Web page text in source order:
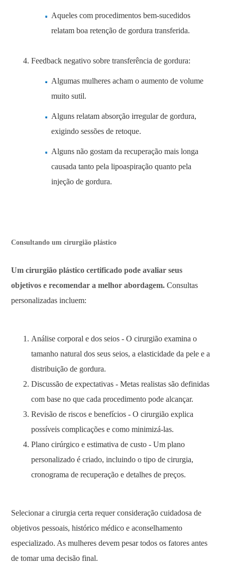
Aqueles com procedimentos bem-sucedidos
relatam boa retenção de gordura transferida.
Feedback negativo sobre transferência de gordura:
Algumas mulheres acham o aumento de volume
muito sutil.
Alguns relatam absorção irregular de gordura,
exigindo sessões de retoque.
Alguns não gostam da recuperação mais longa
causada tanto pela lipoaspiração quanto pela
injeção de gordura.
Consultando um cirurgião plástico
Um cirurgião plástico certificado pode avaliar seus
objetivos e recomendar a melhor abordagem. Consultas
personalizadas incluem:
Análise corporal e dos seios - O cirurgião examina o
tamanho natural dos seus seios, a elasticidade da pele e a
distribuição de gordura.
Discussão de expectativas - Metas realistas são definidas
com base no que cada procedimento pode alcançar.
Revisão de riscos e benefícios - O cirurgião explica
possíveis complicações e como minimizá-las.
Plano cirúrgico e estimativa de custo - Um plano
personalizado é criado, incluindo o tipo de cirurgia,
cronograma de recuperação e detalhes de preços.
Selecionar a cirurgia certa requer consideração cuidadosa de
objetivos pessoais, histórico médico e aconselhamento
especializado. As mulheres devem pesar todos os fatores antes
de tomar uma decisão final.